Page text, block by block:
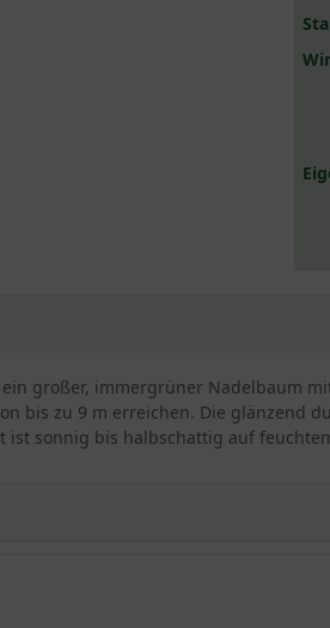
großer, immergrüner Nadelbaum
bis zu 9 m erreichen. Die glänzend
ist sonnig bis halbschattig auf